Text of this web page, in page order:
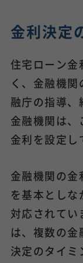
金利決定
住宅ローン金
く、金融機
融庁の指導、
金融機関は、
金利を設定し
金融機関の金
を基本とし
対応されてい
は、複数の
決定のタイミ